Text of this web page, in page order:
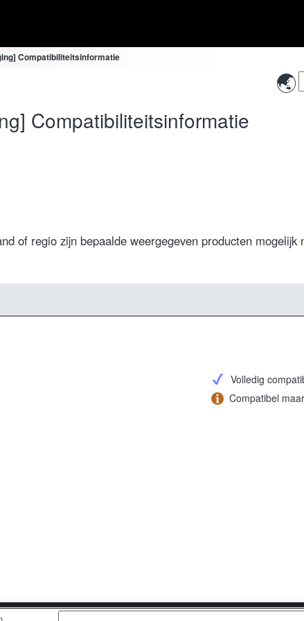
Compatibiliteitsinformatie
Compatibiliteitsinformatie
of regio zijn bepaalde weergegeven producten mogelijk
Volledig
Compatibel